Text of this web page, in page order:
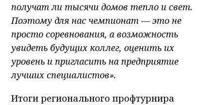
получат ли тысячи домов тепло и свет.
Поэтому для нас чемпионат — это не
просто соревнования, а возможность
увидеть будущих коллег, оценить их
уровень и пригласить на предприятие
лучших специалистов».
Итоги регионального профтурнира